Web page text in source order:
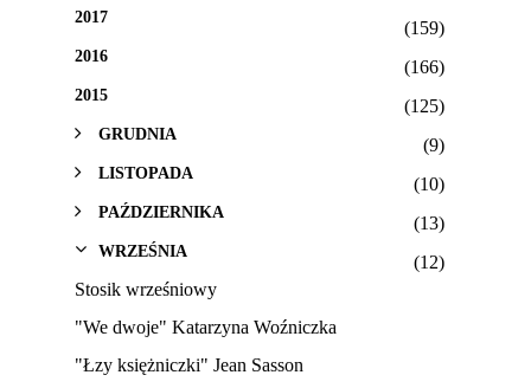
2017
(159)
2016
(166)
2015
(125)
GRUDNIA
(9)
LISTOPADA
(10)
PAŹDZIERNIKA
(13)
WRZEŚNIA
(12)
Stosik wrześniowy
"We dwoje" Katarzyna Woźniczka
"Łzy księżniczki" Jean Sasson